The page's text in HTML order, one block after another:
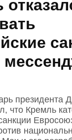
президента
что Кремль